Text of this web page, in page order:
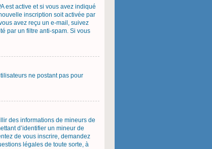
est active et si vous avez indiqué
inscription soit activée par
avez reçu un e-mail, suivez
par un filtre anti-spam. Si vous
ne postant pas pour
des informations de mineurs de
d’identifier un mineur de
de vous inscrire, demandez
légales de toute sorte, à